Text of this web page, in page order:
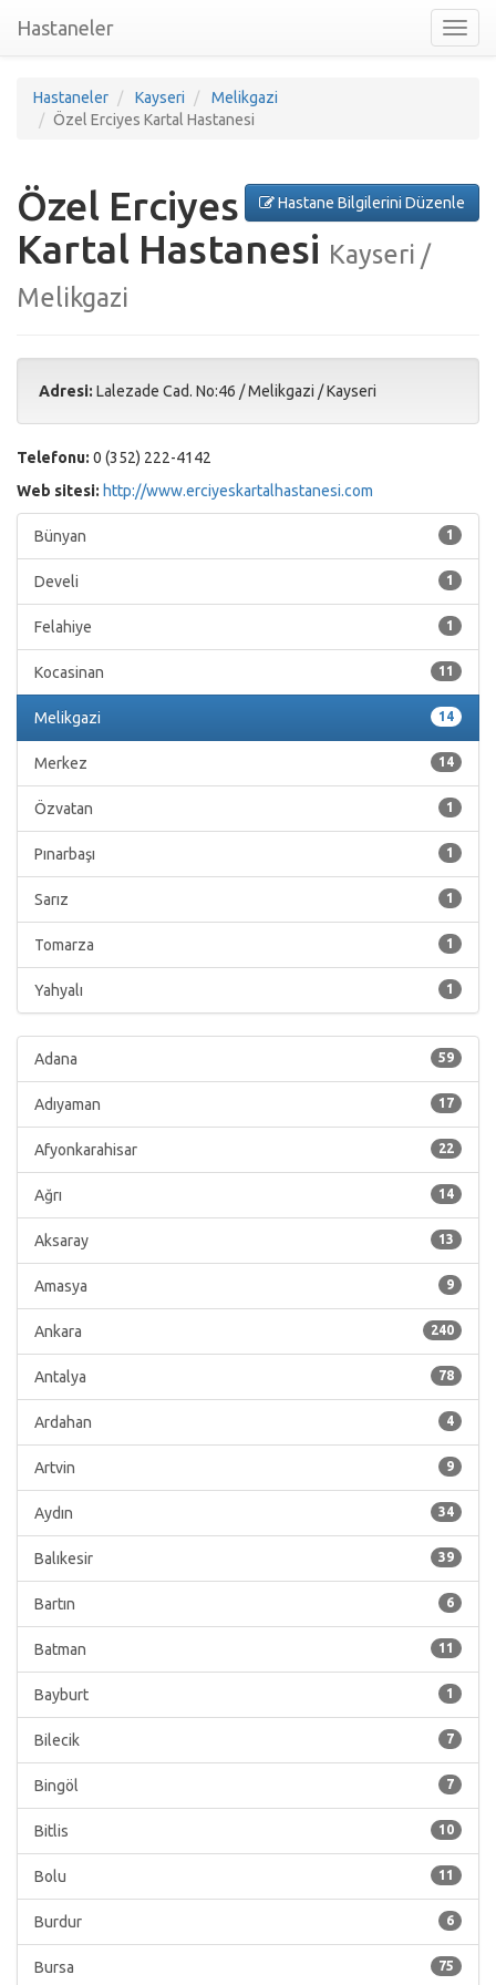
nav
Hastaneler
Hastaneler Kayseri
Melikgazi
Özel Erciyes Kartal Hastanesi
Hastane Bilgilerini Düzenle
Özel Erciyes
Kartal Hastanesi Kayseri /
Melikgazi
Adresi: Lalezade Cad. No:46 /Melikgazi /Kayseri
Telefonu: 0 (352) 222-4142
Web sitesi: http://www.erciyeskartalhastanesi.com
1
Bünyan
1
Develi
1
Felahiye
11
Kocasinan
14
Melikgazi
14
Merkez
1
Özvatan
1
Pınarbaşı
1
Sarız
1
Tomarza
1
Yahyalı
59
Adana
17
Adıyaman
22
Afyonkarahisar
14
Ağrı
13
Aksaray
9
Amasya
240
Ankara
78
Antalya
4
Ardahan
9
Artvin
34
Aydın
39
Balıkesir
6
Bartın
11
Batman
1
Bayburt
7
Bilecik
7
Bingöl
10
Bitlis
11
Bolu
6
Burdur
75
Bursa